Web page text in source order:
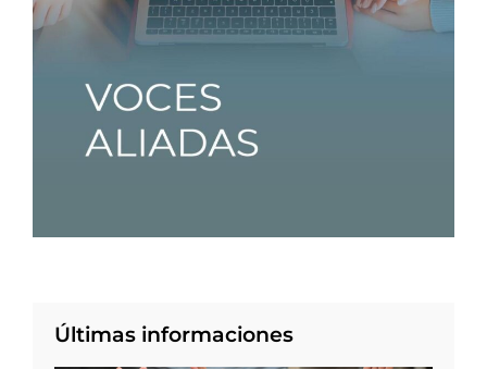
Últimas informaciones